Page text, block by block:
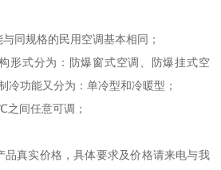
同规格的民用空调基本相同；
形式分为：防爆窗式空调、防爆挂式空
冷功能又分为：单冷型和冷暖型；
间任意可调；
品真实价格，具体要求及价格请来电与我